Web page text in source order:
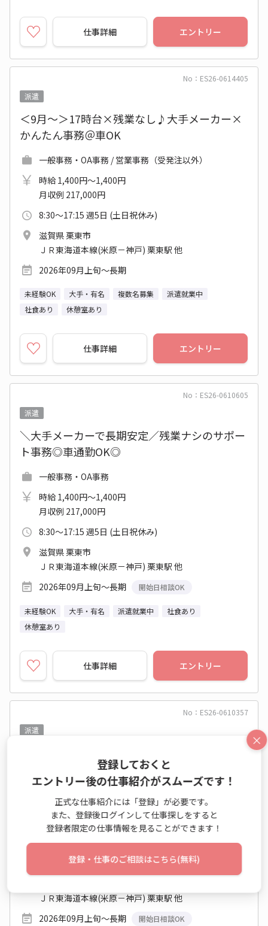
仕事詳細 エントリー
No：ES26-0614405
派遣
＜9月～＞17時台×残業なし♪大手メーカー×
かんたん事務＠車OK
一般事務・OA事務 / 営業事務（受発注以外）
時給 1,400円～1,400円
月収例 217,000円
8:30～17:15 週5日 (土日祝休み)
滋賀県 栗東市
ＪＲ東海道本線(米原－神戸) 栗東駅 他
2026年09月上旬～長期
未経験OK 大手・有名 複数名募集
派遣就業中
社食あり
休憩室あり
仕事詳細 エントリー
No：ES26-0610605
派遣
＼大手メーカーで長期安定／残業ナシのサポー
ト事務◎車通勤OK◎
一般事務・OA事務
時給 1,400円～1,400円
月収例 217,000円
8:30～17:15 週5日 (土日祝休み)
滋賀県 栗東市
ＪＲ東海道本線(米原－神戸) 栗東駅 他
2026年09月上旬～長期
開始日相談OK
未経験OK 大手・有名 派遣就業中
社食あり
休憩室あり
仕事詳細 エントリー
No：ES26-0610357
派遣
タント事務☆彡車OK
ントリー業務
時給 1,400円～1,400円
月収例 224,000円+残業代
8:20～17:20 週5日 (土日祝休み)
ＪＲ東海道本線(米原－神戸) 栗東駅 他
2026年09月上旬～長期
開始日相談OK
×
登録しておくと
エントリー後の仕事紹介がスムーズです！
正式な仕事紹介には「登録」が必要です。
また、登録後ログインして仕事探しをすると
登録者限定の仕事情報を見ることができます！
登録・仕事のご相談はこちら(無料)